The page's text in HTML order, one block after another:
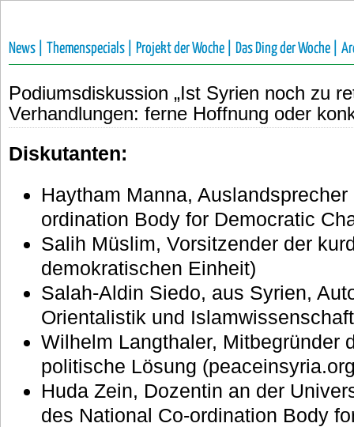
News | Themenspecials | Projekt der Woche | Das Ding der Woche |
Podiumsdiskussion „Ist Syrien noch zu
Verhandlungen: ferne Hoffnung oder
Diskutanten:
Haytham Manna,
ordination Body for Democratic
Salih Müslim, Vorsitzender der
demokratischen Einheit)
Salah-Aldin Siedo, aus Syrien,
Orientalistik und
Wilhelm Langthaler, Mitbegründer
politische Lösung
Huda Zein, Dozentin an der
des National Co-ordination Body